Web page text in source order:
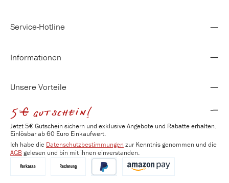
Service-Hotline
Informationen
Unsere Vorteile
5€ gutschein!
Jetzt 5€ Gutschein sichern und exklusive Angebote und Rabatte erhalten.
Einlösbar ab 60 Euro Einkaufwert.
Ich habe die Datenschutzbestimmungen zur Kenntnis genommen und die
AGBgelesen und bin mit ihnen einverstanden.